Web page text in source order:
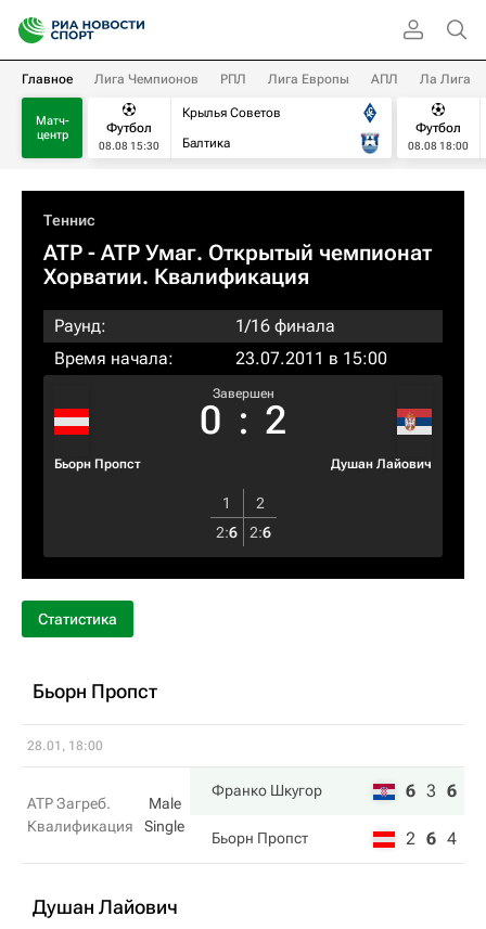
Главное Лига Чемпионов РПЛ Лига Европы АПЛ Ла Лига
Матч-
центр
Футбол
08.08 15:30
Крылья Советов
Балтика
Футбол
08.08 18:00
Теннис
ATP - ATP Умаг. Открытый чемпионат
Хорватии. Квалификация
Раунд:
1/16 финала
Время начала:
23.07.2011 в 15:00
Бьорн Пропст
Завершен
0 : 2
Душан Лайович
1
2
2:6 2:6
Статистика
Бьорн Пропст
28.01, 18:00
ATP Загреб.
Квалификация
Male
Single
Франко Шкугор 6 3 6
Бьорн Пропст 2 6 4
Душан Лайович